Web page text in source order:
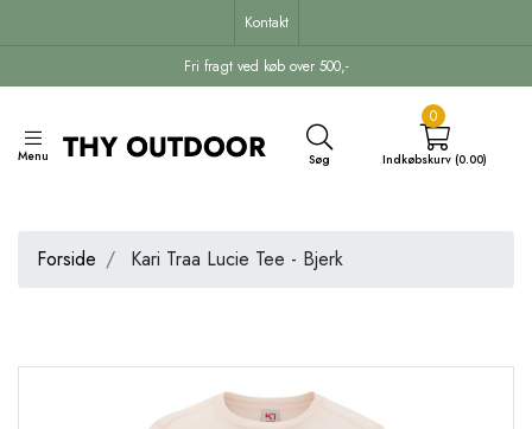
Fri fragt ved køb over 500,-
Kontakt
Menu Søg
0
Indkøbskurv (0.00)
Forside Kari Traa Lucie Tee - Bjerk